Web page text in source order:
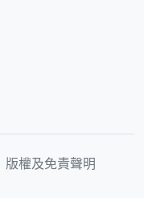
版權及免責聲明